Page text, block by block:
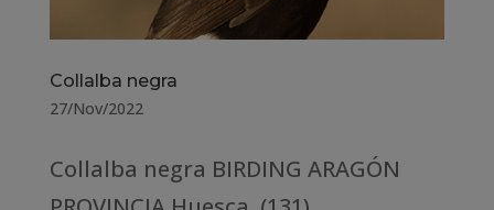
Collalba negra
27/Nov/2022
Collalba negra BIRDING ARAGÓN